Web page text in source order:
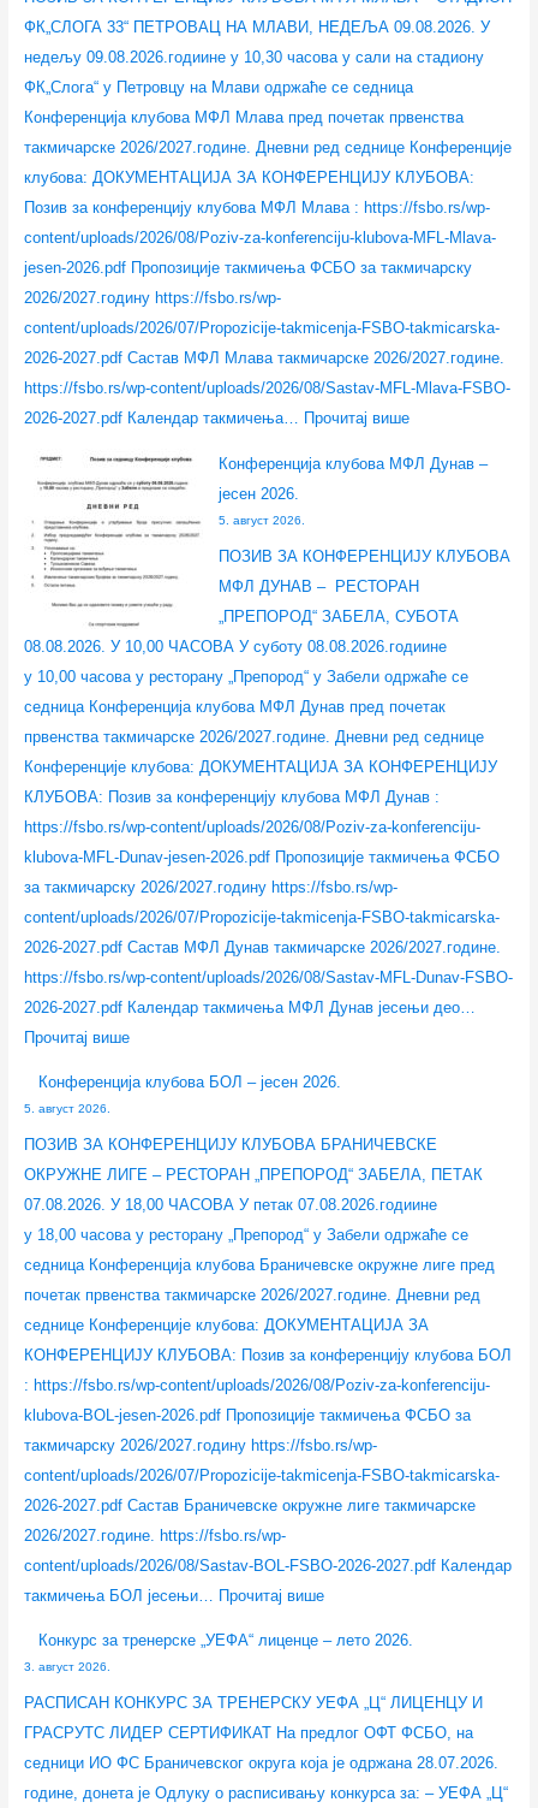
з
а
:
ФК„СЛОГА 33“ ПЕТРОВАЦ НА МЛАВИ, НЕДЕЉА 09.08.2026. У
недељу 09.08.2026.годиине у 10,30 часова у сали на стадиону
ФК„Слога“ у Петровцу на Млави одржаће се седница
Конференција клубова МФЛ Млава пред почетак првенства
такмичарске 2026/2027.године. Дневни ред седнице Конференције
клубова: ДОКУМЕНТАЦИЈА ЗА КОНФЕРЕНЦИЈУ КЛУБОВА:
Позив за конференцију клубова МФЛ Млава : https://fsbo.rs/wp-
content/uploads/2026/08/Poziv-za-konferenciju-klubova-MFL-Mlava-
jesen-2026.pdf Пропозиције такмичења ФСБО за такмичарску
2026/2027.годину https://fsbo.rs/wp-
content/uploads/2026/07/Propozicije-takmicenja-FSBO-takmicarska-
2026-2027.pdf Састав МФЛ Млава такмичарске 2026/2027.године.
https://fsbo.rs/wp-content/uploads/2026/08/Sastav-MFL-Mlava-FSBO-
2026-2027.pdf Календар такмичења… Прочитај више
ј
у
б
о
в
Л
М
в
ј
е
с
е
н
2
0
2
6
.
Конференција клубова МФЛ Дунав –
јесен 2026.
5. август 2026.
ПОЗИВ ЗА КОНФЕРЕНЦИЈУ КЛУБОВА
МФЛ ДУНАВ – РЕСТОРАН
„ПРЕПОРОД“ ЗАБЕЛА, СУБОТА
08.08.2026. У 10,00 ЧАСОВА У суботу 08.08.2026.годиине
у 10,00 часова у ресторану „Препород“ у Забели одржаће се
седница Конференција клубова МФЛ Дунав пред почетак
првенства такмичарске 2026/2027.године. Дневни ред седнице
Конференције клубова: ДОКУМЕНТАЦИЈА ЗА КОНФЕРЕНЦИЈУ
КЛУБОВА: Позив за конференцију клубова МФЛ Дунав :
https://fsbo.rs/wp-content/uploads/2026/08/Poziv-za-konferenciju-
klubova-MFL-Dunav-jesen-2026.pdf Пропозиције такмичења ФСБО
за такмичарску 2026/2027.годину https://fsbo.rs/wp-
content/uploads/2026/07/Propozicije-takmicenja-FSBO-takmicarska-
2026-2027.pdf Састав МФЛ Дунав такмичарске 2026/2027.године.
https://fsbo.rs/wp-content/uploads/2026/08/Sastav-MFL-Dunav-FSBO-
2026-2027.pdf Календар такмичења МФЛ Дунав јесењи део…
Прочитај више
ј
а
у
б
а
Ф
Л
у
а
–
е
н
2
0
2
6
.
Конференција клубова БОЛ – јесен 2026.
5. август 2026.
ПОЗИВ ЗА КОНФЕРЕНЦИЈУ КЛУБОВА БРАНИЧЕВСКЕ
ОКРУЖНЕ ЛИГЕ – РЕСТОРАН „ПРЕПОРОД“ ЗАБЕЛА, ПЕТАК
07.08.2026. У 18,00 ЧАСОВА У петак 07.08.2026.годиине
у 18,00 часова у ресторану „Препород“ у Забели одржаће се
седница Конференција клубова Браничевске окружне лиге пред
почетак првенства такмичарске 2026/2027.године. Дневни ред
седнице Конференције клубова: ДОКУМЕНТАЦИЈА ЗА
КОНФЕРЕНЦИЈУ КЛУБОВА: Позив за конференцију клубова БОЛ
: https://fsbo.rs/wp-content/uploads/2026/08/Poziv-za-konferenciju-
klubova-BOL-jesen-2026.pdf Пропозиције такмичења ФСБО за
такмичарску 2026/2027.годину https://fsbo.rs/wp-
content/uploads/2026/07/Propozicije-takmicenja-FSBO-takmicarska-
2026-2027.pdf Састав Браничевске окружне лиге такмичарске
2026/2027.године. https://fsbo.rs/wp-
content/uploads/2026/08/Sastav-BOL-FSBO-2026-2027.pdf Календар
такмичења БОЛ јесењи… Прочитај више
б
а
–
с
2
0
2
6
.
Конкурс за тренерске „УЕФА“ лиценце – лето 2026.
3. август 2026.
РАСПИСАН КОНКУРС ЗА ТРЕНЕРСКУ УЕФА „Ц“ ЛИЦЕНЦУ И
ГРАСРУТС ЛИДЕР СЕРТИФИКАТ На предлог ОФТ ФСБО, на
седници ИО ФС Браничевског округа која је одржана 28.07.2026.
године, донета је Одлуку о расписивању конкурса за: – УЕФА „Ц“
р
н
е
с
е
„
У
Е
Ф
А
–
л
е
т
о
2
0
2
6
.
ј
к
а
л
г
а
Ф
С
–
3
.
0
7
.
2
0
2
6
.